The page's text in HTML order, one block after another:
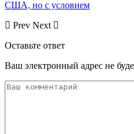
США, но с условием
Prev Next
Оставьте ответ
Ваш электронный адрес не